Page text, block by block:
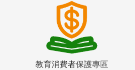
教育消費者保護專區